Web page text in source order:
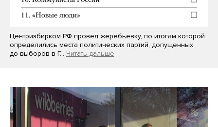
Центризбирком РФ провел жеребьевку, по итогам которой
определились места политических партий, допущенных
до выборов в Г… Читать дальше